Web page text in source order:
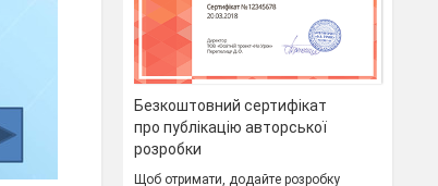
Безкоштовний сертифікат
про публікацію авторської
розробки
Щоб отримати, додайте розробку